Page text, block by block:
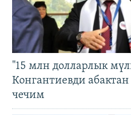
"15 млн долларлык
Конгантиевди
чечим